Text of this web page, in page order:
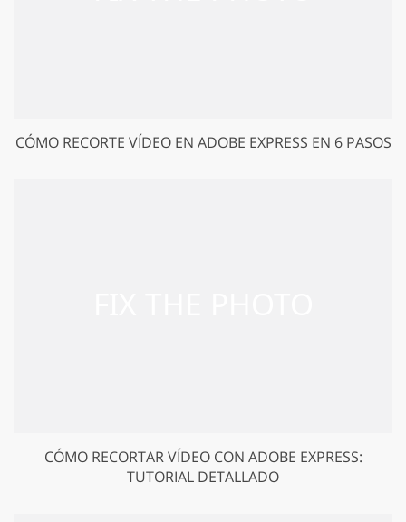
CÓMO RECORTE VÍDEO EN ADOBE EXPRESS EN 6 PASOS
CÓMO RECORTAR VÍDEO CON ADOBE EXPRESS:
TUTORIAL DETALLADO